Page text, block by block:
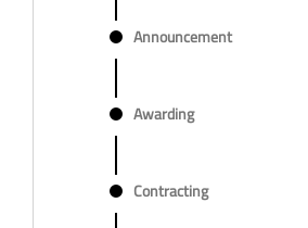
Announcement
Awarding
Contracting